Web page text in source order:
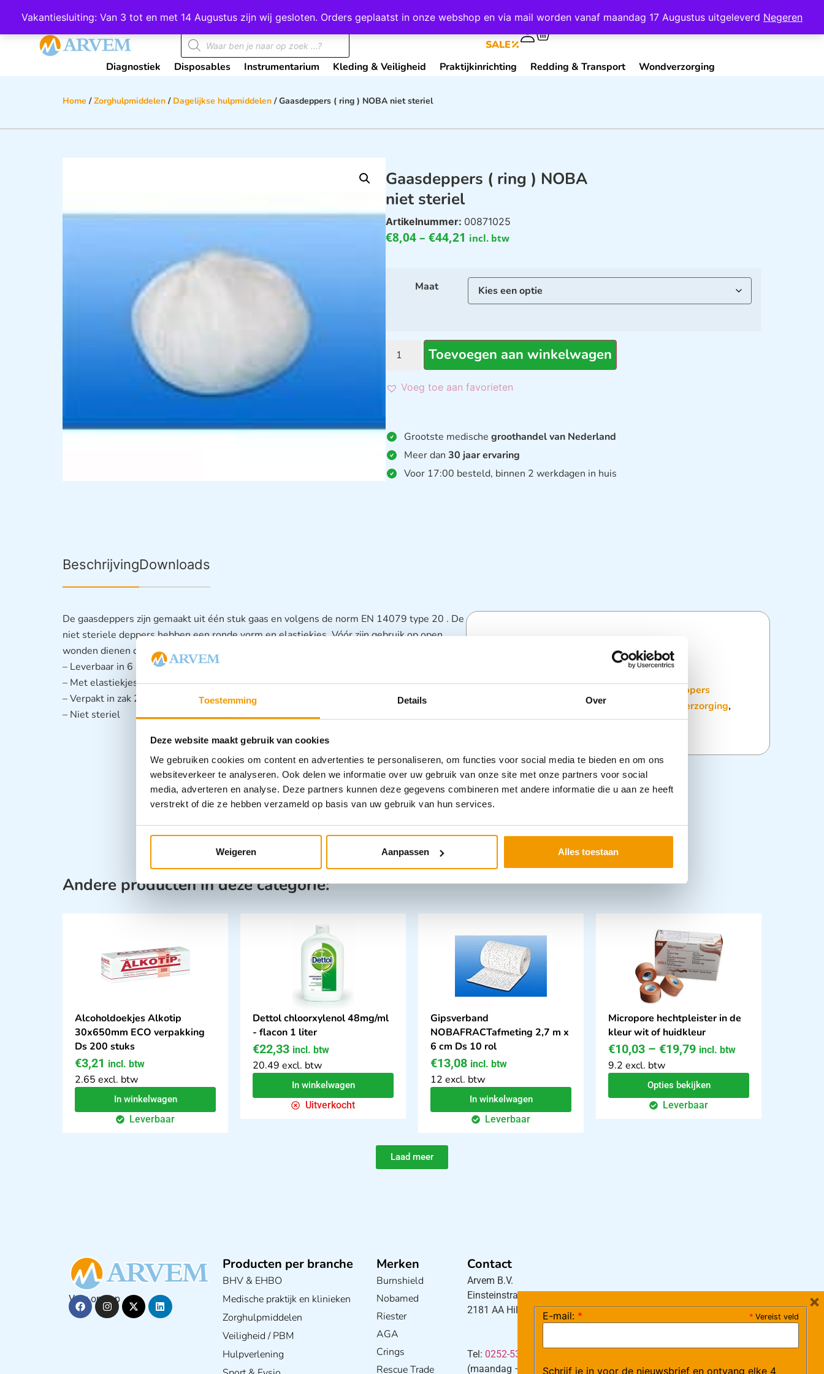
Toestemming Details Over
Deze website maakt gebruik van cookies
We gebruiken cookies om content en advertenties te personaliseren, om functies voor social media te bieden en om ons
websiteverkeer te analyseren. Ook delen we informatie over uw gebruik van onze site met onze partners voor social
media, adverteren en analyse. Deze partners kunnen deze gegevens combineren met andere informatie die u aan ze heeft
verstrekt of die ze hebben verzameld op basis van uw gebruik van hun services.
Weigeren Aanpassen Alles toestaan
Vakantiesluiting: Van 3 tot en met 14 Augustus zijn wij gesloten. Orders geplaatst in onze webshop en via mail worden vanaf maandag 17 Augustus uitgeleverd Negeren
Wij scoren een 4,8 op Google Mijn Account Contact
SALE
Diagnostiek Disposables Instrumentarium Kleding & Veiligheid Praktijkinrichting Redding & Transport Wondverzorging
Home /Zorghulpmiddelen / Dagelijkse hulpmiddelen / Gaasdeppers ( ring ) NOBA niet steriel
Gaasdeppers ( ring ) NOBA
niet steriel
Artikelnummer: 00871025
€8,04– €44,21 incl. btw
Maat
Toevoegen aan winkelwagen
Voeg toe aan favorieten
Grootste medischegroothandel van Nederland
Meer dan30 jaar ervaring
Voor 17:00 besteld, binnen 2 werkdagen in huis
BeschrijvingDownloads
De gaasdeppers zijn gemaakt uit één stuk gaas en volgens de norm EN 14079 type 20 . De
niet steriele deppers hebben een ronde vorm en elastiekjes. Vóór zijn gebruik op open
wonden dienen de gaasdeppers gesteriliseerd te worden.
– Leverbaar in 6 afmetingen
– Met elastiekjes
– Verpakt in zak 250 stuks
– Niet steriel
Deppers
Wattenproducten Wondverzorging,
Zorghulpmiddelen
Andere producten in deze categorie:
Alcoholdoekjes Alkotip
30x650mm ECO verpakking
Ds 200 stuks
€3,21 incl. btw
2.65 excl. btw
In winkelwagen
Leverbaar
Dettol chloorxylenol 48mg/ml
- flacon 1 liter
€22,33 incl. btw
20.49 excl. btw
In winkelwagen
Uitverkocht
Gipsverband
NOBAFRACTafmeting 2,7 m x
6 cm Ds 10 rol
€13,08 incl. btw
12 excl. btw
In winkelwagen
Leverbaar
Micropore hechtpleister in de
kleur wit of huidkleur
€10,03 – €19,79 incl. btw
9.2 excl. btw
Opties bekijken
Leverbaar
Laad meer
Volg ons op
Producten per branche
BHV & EHBO
Medische praktijk en klinieken
Zorghulpmiddelen
Veiligheid / PBM
Hulpverlening
Merken
Burnshield
Nobamed
Riester
AGA
Crings
Rescue Trade
Contact
Arvem B.V.
Einsteinstraat 5
2181 AA Hillegom
Tel: 0252-533256
(maandag – donderdag 08:30-17:15 uur / vrijdag 08:30-16:00 uur)
* Vereist veld
E-mail: *
Schrijf je in voor de nieuwsbrief en ontvang elke 4
×